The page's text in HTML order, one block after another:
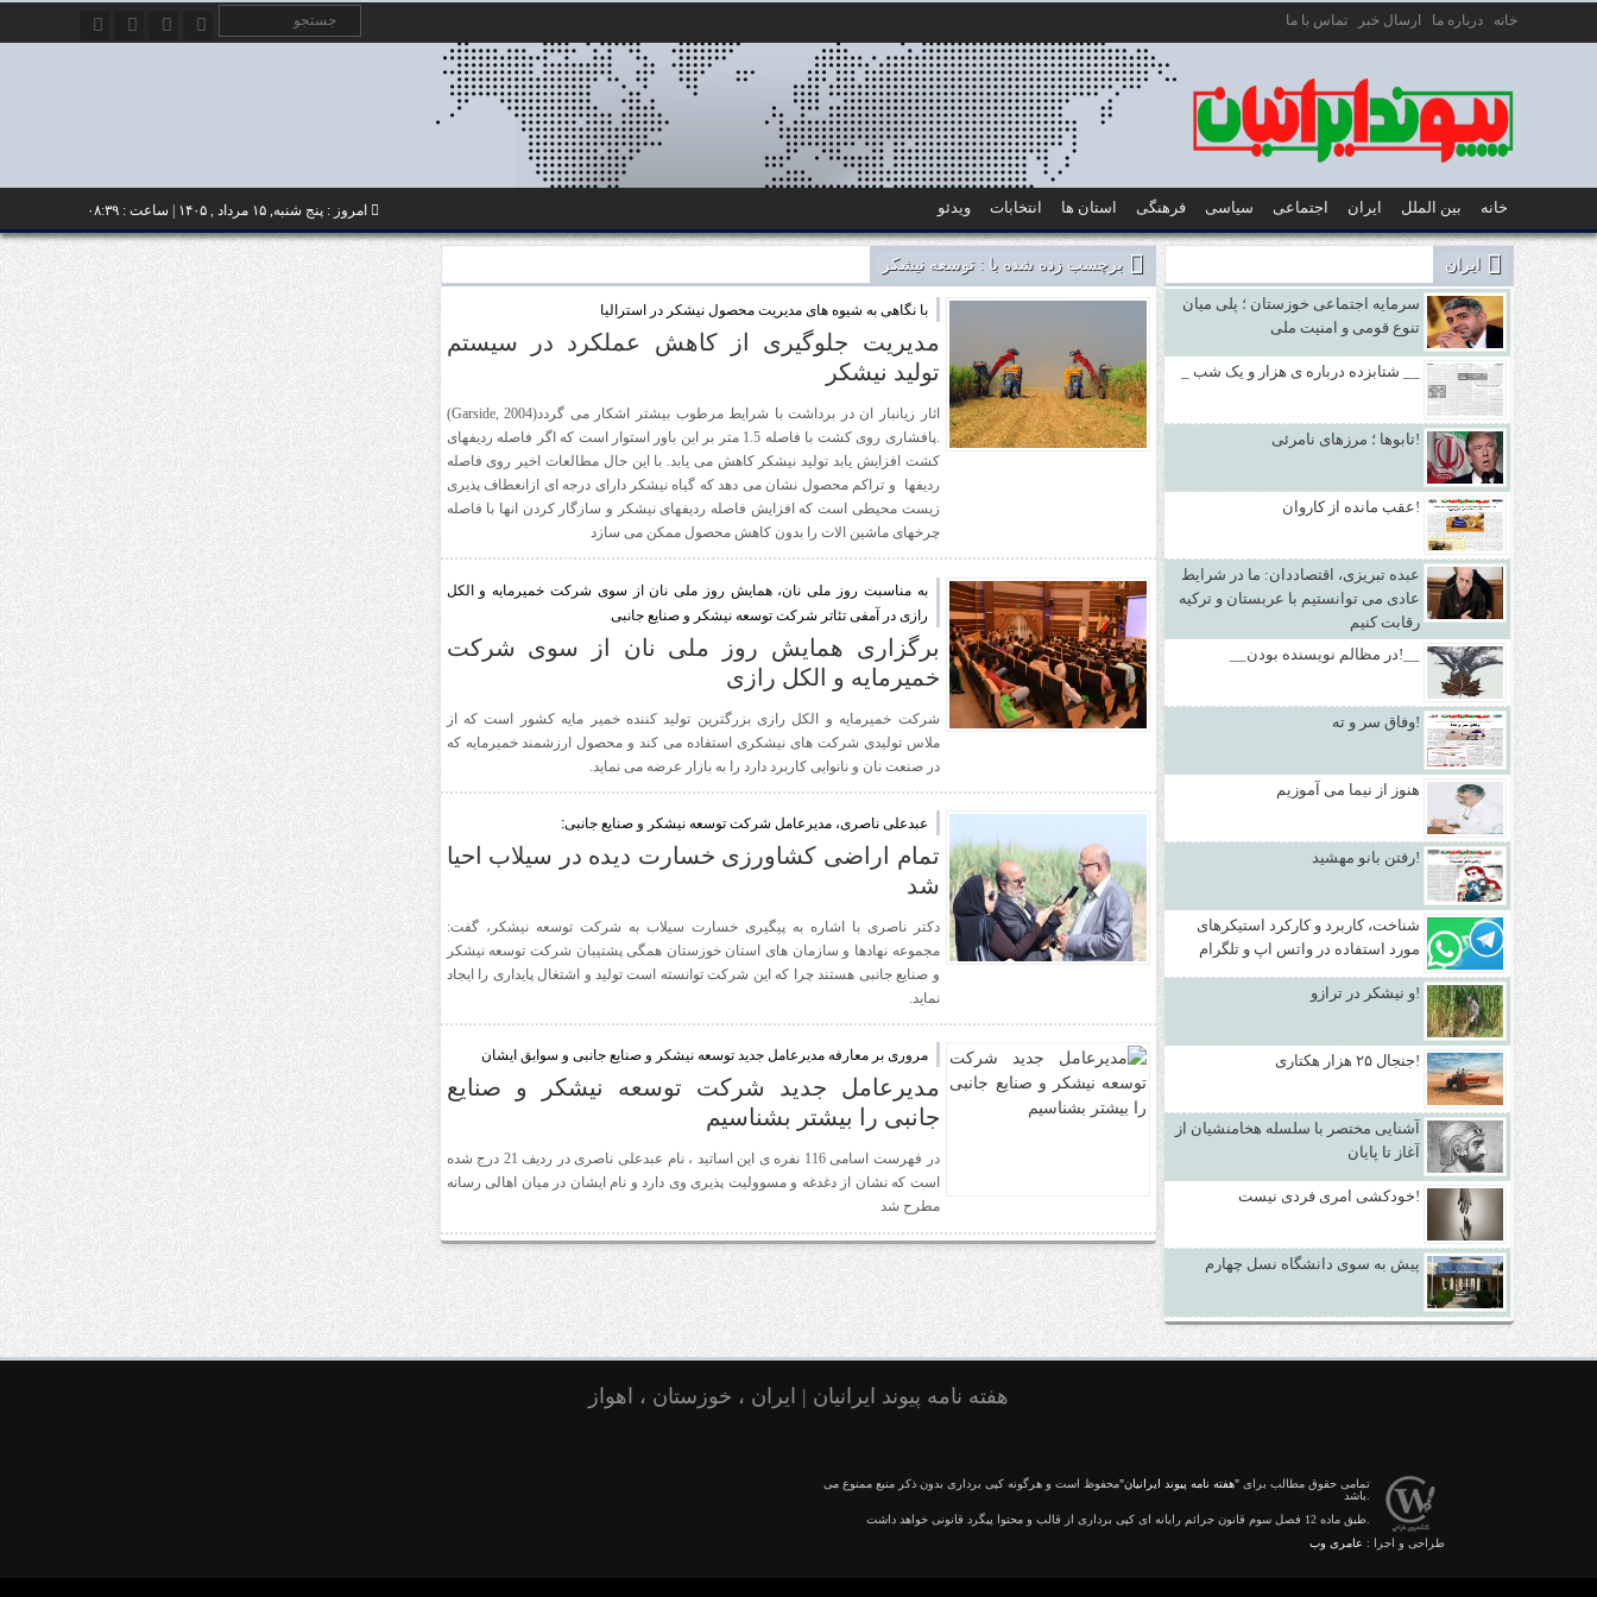
خانه درباره ما ارسال خبر تماس با ما
خانه بین الملل ایران اجتماعی سیاسی فرهنگی استان ها انتخابات ویدئو
ایران
سرمایه اجتماعی خوزستان ؛ پلی میان
تنوع قومی و امنیت ملی
تابوها ؛ مرزهای نامرئی!
عقب مانده از کاروان!
عبده تبریزی، اقتصاددان: ما در شرایط
عادی می توانستیم با عربستان و ترکیه
رقابت کنیم
__در مظالم نویسنده بودن!__
وفاق سر و ته!
هنوز از نیما می آموزیم
رفتن بانو مهشید!
شناخت، کاربرد و کارکرد استیکرهای
مورد استفاده در واتس اپ و تلگرام
و نیشکر در ترازو!
جنجال ۲۵ هزار هکتاری!
آشنایی مختصر با سلسله هخامنشیان از
آغاز تا پایان
خودکشی امری فردی نیست!
پیش به سوی دانشگاه نسل چهارم
برچسب زده شده با : توسعه نیشکر
با نگاهی به شیوه های مدیریت محصول نیشکر در استرالیا
مدیریت جلوگیری از کاهش عملکرد در سیستم
تولید نیشکر
اثار زیانبار ان در برداشت با شرایط مرطوب بیشتر اشکار می گردد(Garside, 2004)
.پافشاری روی کشت با فاصله 1.5 متر بر این باور استوار است که اگر فاصله ردیفهای
کشت افزایش یابد تولید نیشکر کاهش می یابد. با این حال مطالعات اخیر روی فاصله
ردیفها و تراکم محصول نشان می دهد که گیاه نیشکر دارای درجه ای ازانعطاف پذیری
زیست محیطی است که افزایش فاصله ردیفهای نیشکر و سازگار کردن انها با فاصله
چرخهای ماشین الات را بدون کاهش محصول ممکن می سازد
به مناسبت روز ملی نان، همایش روز ملی نان از سوی شرکت خمیرمایه و الکل
رازی در آمفی تئاتر شرکت توسعه نیشکر و صنایع جانبی
برگزاری همایش روز ملی نان از سوی شرکت
خمیرمایه و الکل رازی
شرکت خمیرمایه و الکل رازی بزرگترین تولید کننده خمیر مایه کشور است که از
ملاس تولیدی شرکت های نیشکری استفاده می کند و محصول ارزشمند خمیرمایه که
در صنعت نان و نانوایی کاربرد دارد را به بازار عرضه می نماید.
عبدعلی ناصری، مدیرعامل شرکت توسعه نیشکر و صنایع جانبی:
تمام اراضی کشاورزی خسارت دیده در سیلاب احیا
شد
دکتر ناصری با اشاره به پیگیری خسارت سیلاب به شرکت توسعه نیشکر، گفت:
مجموعه نهادها و سازمان های استان خوزستان همگی پشتیبان شرکت توسعه نیشکر
و صنایع جانبی هستند چرا که این شرکت توانسته است تولید و اشتغال پایداری را ایجاد
نماید.
مروری بر معارفه مدیرعامل جدید توسعه نیشکر و صنایع جانبی و سوابق ایشان
مدیرعامل جدید شرکت توسعه نیشکر و صنایع
جانبی را بیشتر بشناسیم
در فهرست اسامی 116 نفره ی این اساتید ، نام عبدعلی ناصری در ردیف 21 درج شده
است که نشان از دغدغه و مسوولیت پذیری وی دارد و نام ایشان در میان اهالی رسانه
مطرح شد
هفته نامه پیوند ایرانیان | ایران ، خوزستان ، اهواز
تمامی حقوق مطالب برای "هفته نامه پیوند ایرانیان"محفوظ است و هرگونه کپی برداری بدون ذکر منبع ممنوع می
طراحی و اجرا : عامری وب